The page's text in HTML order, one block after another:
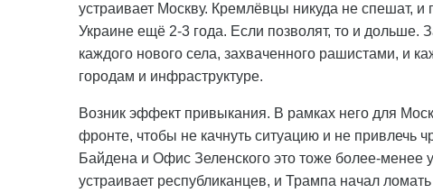
устраивает Москву. Кремлёвцы никуда не спешат,
Украине ещё 2-3 года. Если позволят, то и
каждого нового села, захваченного рашистами, и
городам и инфраструктуре.
Возник эффект привыкания. В рамках него для
фронте, чтобы не качнуть ситуацию и не привлечь
Байдена и Офис Зеленского это тоже более-менее
устраивает республиканцев, и Трампа начал